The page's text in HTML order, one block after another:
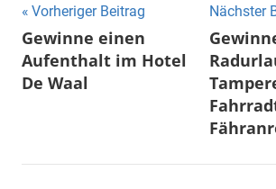
Beitragsnavigation
Vorheriger Beitrag
Gewinne einen
Aufenthalt im Hotel
De Waal
Nächster